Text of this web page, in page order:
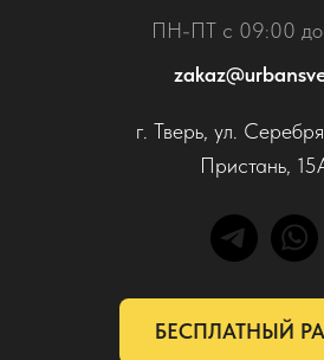
ПН-ПТ с 09:00
г. Тверь, ул.
Пристань,
БЕСПЛАТНЫЙ